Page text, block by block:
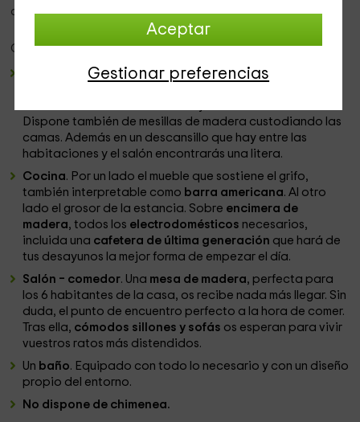
Aceptar
Gestionar preferencias
conocerlas.
Características interiores:
3 dormitorios. Todos ellos concamas de matrimonio
Dispone también de mesillas de madera custodiando las
camas. Además en un descansillo que hay entre las
habitaciones y el salón encontrarás una litera.
Cocina. Por un lado el mueble que sostiene el grifo,
también interpretable como barra americana. Al otro
lado el grosor de la estancia. Sobre encimera de
madera, todos los electrodomésticos necesarios,
incluida una cafetera de última generación que hará de
tus desayunos la mejor forma de empezar el día.
Salón – comedor. Una mesa de madera, perfecta para
los 6 habitantes de la casa, os recibe nada más llegar. Sin
duda, el punto de encuentro perfecto a la hora de comer.
Tras ella, cómodos sillones y sofás os esperan para vivir
vuestros ratos más distendidos.
Un baño. Equipado con todo lo necesario y con un diseño
propio del entorno.
No dispone de chimenea.